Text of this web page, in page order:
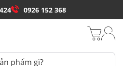
0926 152 368